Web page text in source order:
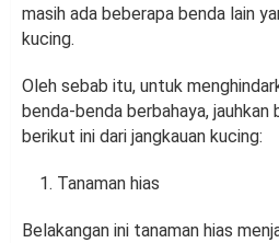
masih ada beberapa benda lain
kucing.
Oleh sebab itu, untuk
benda-benda berbahaya, jauhkan
berikut ini dari jangkauan kucing:
Tanaman hias
Belakangan ini tanaman hias